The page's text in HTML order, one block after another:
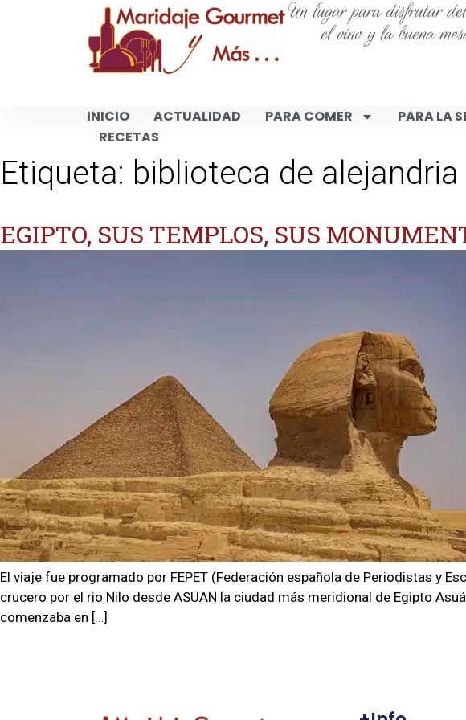
Un lugar para disfrutar
el vino y la buena
INICIO ACTUALIDAD PARA COMER PARA LA
RECETAS
Etiqueta: biblioteca de alejandria
EGIPTO, SUS TEMPLOS, SUS
El viaje fue programado por FEPET (Federación española de Periodistas y
crucero por el rio Nilo desde ASUAN la ciudad más meridional de Egipto
comenzaba en […]